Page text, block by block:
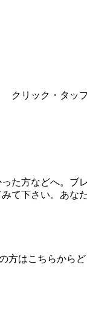
クリック・タッ
方などへ。ブ
て下さい。あ
方はこちらからど